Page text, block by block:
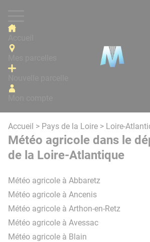
Accueil > Pays de la Loire > Loire-
Météo agricole dans le
de la Loire-Atlantique
Météo agricole à Abbaretz
Météo agricole à Ancenis
Météo agricole à Arthon-en-Retz
Météo agricole à Avessac
Météo agricole à Blain